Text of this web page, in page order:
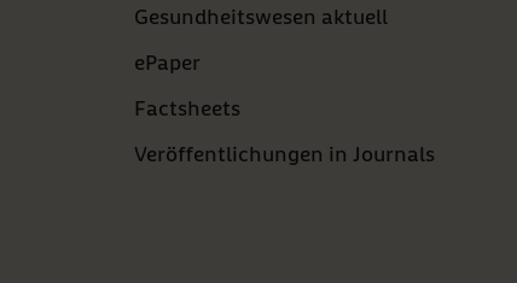
Gesundheitswesen aktuell
ePaper
Factsheets
Veröffentlichungen in Journals